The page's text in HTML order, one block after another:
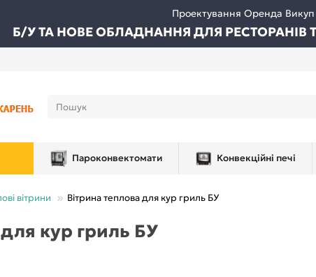
Проектування Оренда Викуп
Б/У ТА НОВЕ ОБЛАДНАННЯ ДЛЯ РЕСТОРАНІВ
Пароконвектомати Конвекційні печі
вітрини Вітрина теплова для кур гриль БУ
кур гриль БУ